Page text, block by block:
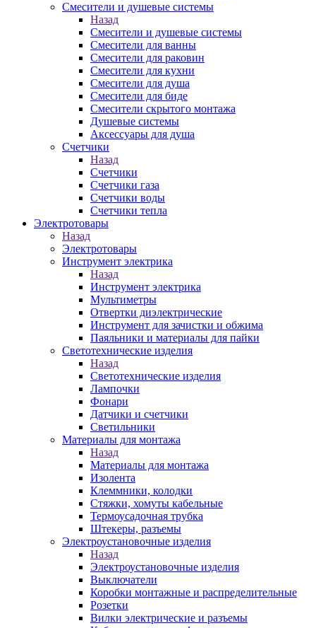
Смесители и душевые системы
Назад
Смесители и душевые системы
Смесители для ванны
Смесители для раковин
Смесители для кухни
Смесители для душа
Смесители для биде
Смесители скрытого монтажа
Душевые системы
Аксессуары для душа
Счетчики
Назад
Счетчики
Счетчики газа
Счетчики воды
Счетчики тепла
Электротовары
Назад
Электротовары
Инструмент электрика
Назад
Инструмент электрика
Мультиметры
Отвертки диэлектрические
Инструмент для зачистки и обжима
Паяльники и материалы для пайки
Светотехнические изделия
Назад
Светотехнические изделия
Лампочки
Фонари
Датчики и счетчики
Светильники
Материалы для монтажа
Назад
Материалы для монтажа
Изолента
Клеммники, колодки
Стяжки, хомуты кабельные
Термоусадочная трубка
Штекеры, разъемы
Электроустановочные изделия
Назад
Электроустановочные изделия
Выключатели
Коробки монтажные и распределительные
Розетки
Вилки электрические и разъемы